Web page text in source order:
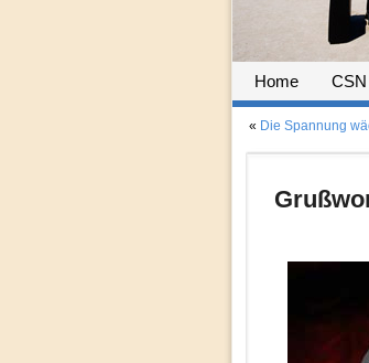
Home
« Die Spannung